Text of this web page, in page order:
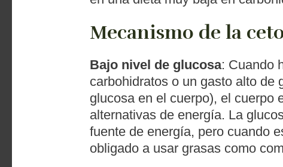
Mecanismo de la
Bajo nivel de glucosa: Cuando
carbohidratos o un gasto alto de
glucosa en el cuerpo), el cuerpo
alternativas de energía. La
fuente de energía, pero cuando
obligado a usar grasas como